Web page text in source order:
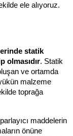
ele alıyoruz.
statik
olmasıdır. Statik
ve ortamda
malzeme
toprağa
maddelerin
önüne